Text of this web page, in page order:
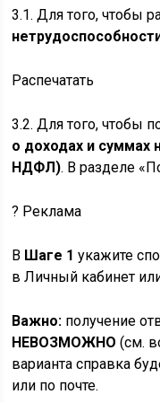
3.1. Для того, чтобы
Распечатать
3.2. Для того, чтобы
о доходах и суммах
НДФЛ). В разделе
? Реклама
В Шаге 1 укажите
в Личный кабинет
Важно: получение
НЕВОЗМОЖНО (см.
варианта справка
или по почте.